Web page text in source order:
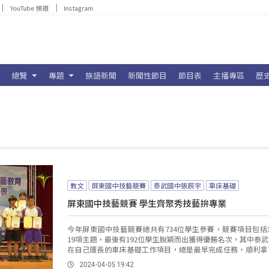
YouTube 頻道 Instagram
總覽 專題 族語新聞 新聞性節目 節目表 主播專區 歷
教文 屏東國中技藝競賽 泰武國中張辰宇 車床基礎
屏東國中技藝競賽 學生齊聚秀技藝拚專業
今年屏東國中技藝競賽總共有734位學生參賽，競賽項目包括
19項主題，最後有192位學生脫穎而出獲得優勝名次，其中泰
在自己擅長的車床基礎工作項目，總是最早完成任務，順利
第一名。
2024-04-05 19:42